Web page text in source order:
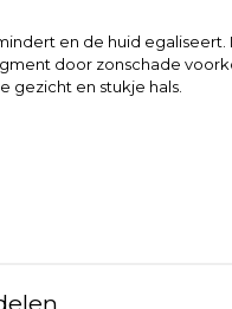
en de huid
door zonschade
gezicht en stukje hals.